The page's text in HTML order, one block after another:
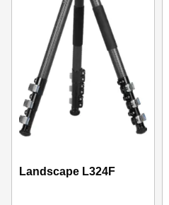
Landscape L324F